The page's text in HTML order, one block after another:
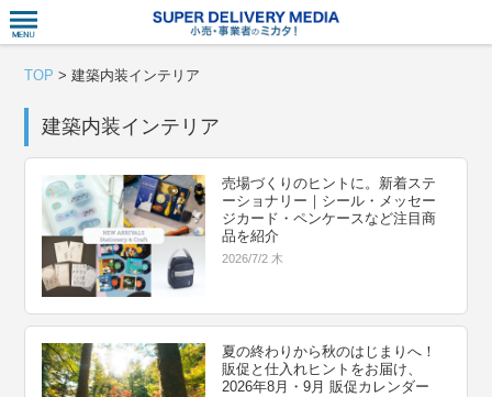
TOP >建築内装インテリア
建築内装インテリア
売場づくりのヒントに。新着ステ
ーショナリー｜シール・メッセー
ジカード・ペンケースなど注目商
品を紹介
2026/7/2 木
夏の終わりから秋のはじまりへ！
販促と仕入れヒントをお届け、
2026年8月・9月 販促カレンダー